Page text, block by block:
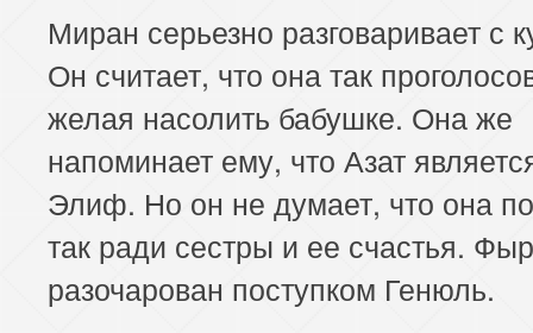
Миран серьезно разговаривает с
Он считает, что она так
желая насолить бабушке. Она же
напоминает ему, что Азат
Элиф. Но он не думает, что она
так ради сестры и ее счастья.
разочарован поступком Генюль.